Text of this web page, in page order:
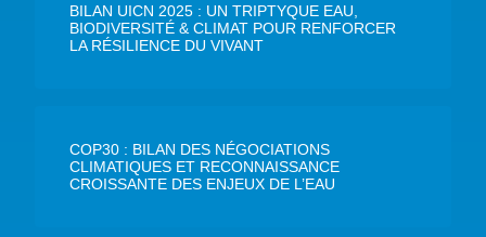
BILAN UICN 2025 : UN TRIPTYQUE EAU,
BIODIVERSITÉ & CLIMAT POUR RENFORCER
LA RÉSILIENCE DU VIVANT
COP30 : BILAN DES NÉGOCIATIONS
CLIMATIQUES ET RECONNAISSANCE
CROISSANTE DES ENJEUX DE L’EAU